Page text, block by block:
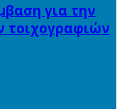
για την
τοιχογραφιών